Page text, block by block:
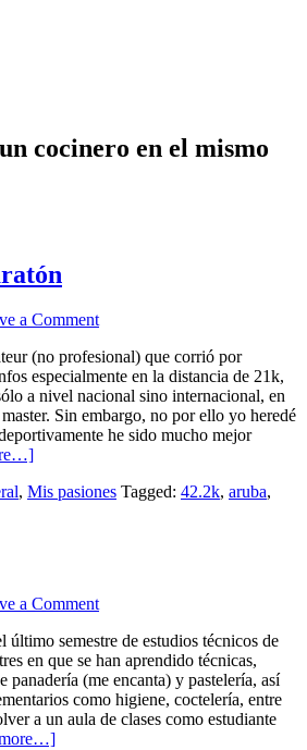
cocinero en el mismo
a Comment
(no profesional) que corrió por
especialmente en la distancia de 21k,
a nivel nacional sino internacional, en
Sin embargo, no por ello yo heredé
he sido mucho mejor
, Mis pasiones Tagged: 42.2k, aruba,
a Comment
semestre de estudios técnicos de
en que se han aprendido técnicas,
panadería (me encanta) y pastelería, así
como higiene, coctelería, entre
a un aula de clases como estudiante